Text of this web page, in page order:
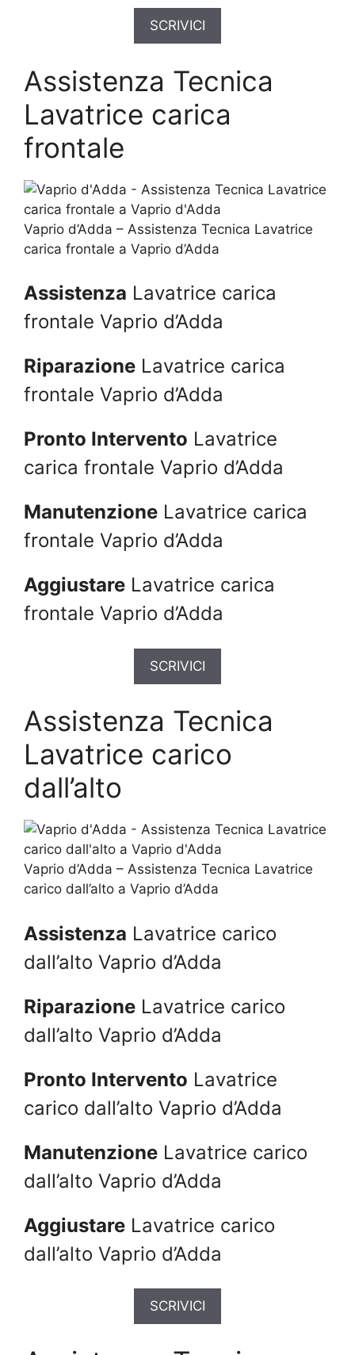
SCRIVICI
Assistenza Tecnica
Lavatrice carica
frontale
Vaprio d’Adda – Assistenza Tecnica Lavatrice
carica frontale a Vaprio d’Adda
Assistenza Lavatrice carica
frontale Vaprio d’Adda
Riparazione Lavatrice carica
frontale Vaprio d’Adda
Pronto Intervento Lavatrice
carica frontale Vaprio d’Adda
Manutenzione Lavatrice carica
frontale Vaprio d’Adda
Aggiustare Lavatrice carica
frontale Vaprio d’Adda
SCRIVICI
Assistenza Tecnica
Lavatrice carico
dall’alto
Vaprio d’Adda – Assistenza Tecnica Lavatrice
carico dall’alto a Vaprio d’Adda
Assistenza Lavatrice carico
dall’alto Vaprio d’Adda
Riparazione Lavatrice carico
dall’alto Vaprio d’Adda
Pronto Intervento Lavatrice
carico dall’alto Vaprio d’Adda
Manutenzione Lavatrice carico
dall’alto Vaprio d’Adda
Aggiustare Lavatrice carico
dall’alto Vaprio d’Adda
SCRIVICI